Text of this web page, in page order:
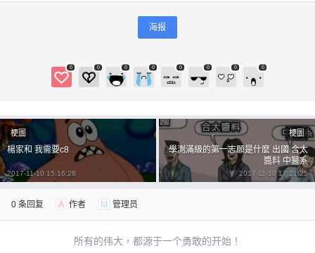
海报
0 0 0 0 0 0 0 0
梗圖
楊家和 我需要c8
2017-11-10 15:16:28
梗圖
學測滿級的第一志願是什麼 出國 合太
醬料 中醫系
2017-11-10 17:21:25
0 条回复 A 作者 M 管理员
所有的伟大，都源于一个勇敢的开始！